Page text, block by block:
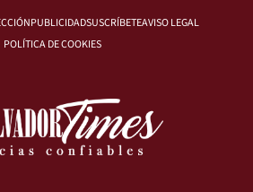
PUBLICIDADSUSCRÍBETEAVISO LEGAL
POLÍTICA DE COOKIES